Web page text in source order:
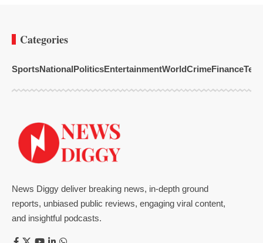
Categories
SportsNationalPoliticsEntertainmentWorldCrimeFinance
News Diggy deliver breaking news, in-depth ground
reports, unbiased public reviews, engaging viral content,
and insightful podcasts.